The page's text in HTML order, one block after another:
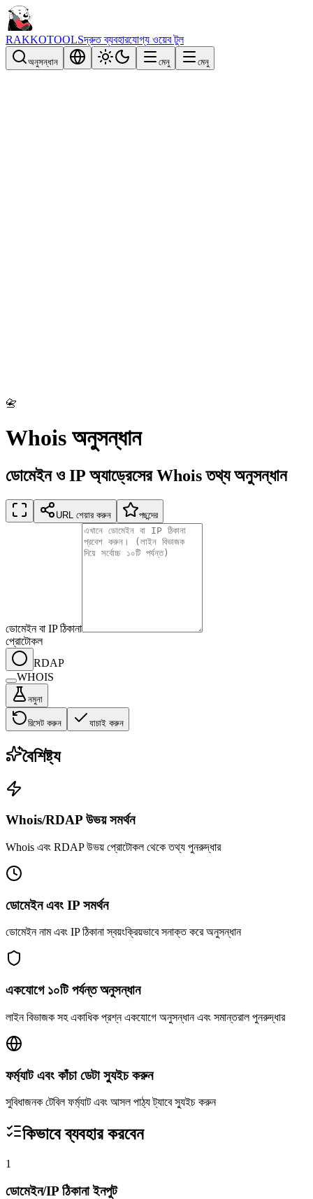
RAKKOTOOLSদ্রুত ব্যবহারযোগ্য ওয়েব টুল
অনুসন্ধান মেনু মেনু
📇
Whois অনুসন্ধান
ডোমেইন ও IP অ্যাড্রেসের Whois তথ্য অনুসন্ধান
URL শেয়ার করুন পছন্দের
ডোমেইন বা IP ঠিকানা
প্রোটোকল
RDAP
WHOIS
নমুনা
রিসেট করুন যাচাই করুন
বৈশিষ্ট্য
Whois/RDAP উভয় সমর্থন
Whois এবং RDAP উভয় প্রোটোকল থেকে তথ্য পুনরুদ্ধার
ডোমেইন এবং IP সমর্থন
ডোমেইন নাম এবং IP ঠিকানা স্বয়ংক্রিয়ভাবে সনাক্ত করে অনুসন্ধান
একযোগে ১০টি পর্যন্ত অনুসন্ধান
লাইন বিভাজক সহ একাধিক প্রশ্ন একযোগে অনুসন্ধান এবং সমান্তরাল পুনরুদ্ধার
ফর্ম্যাট এবং কাঁচা ডেটা স্যুইচ করুন
সুবিধাজনক টেবিল ফর্ম্যাট এবং আসল পাঠ্য ট্যাবে স্যুইচ করুন
কিভাবে ব্যবহার করবেন
1
ডোমেইন/IP ঠিকানা ইনপুট